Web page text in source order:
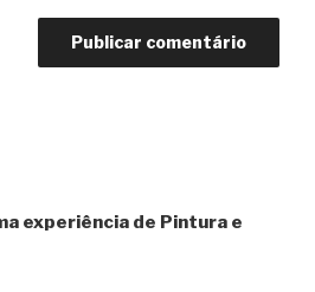
experiência de Pintura e